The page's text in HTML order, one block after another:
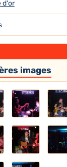
d'or
images